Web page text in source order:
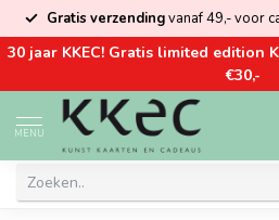
Gratis verzendingvanaf 49,- voor
30 jaar KKEC! Gratis limited edition
€30,-
MENU